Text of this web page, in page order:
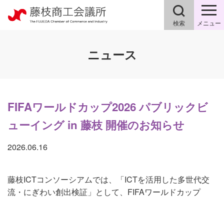
検索 メニュー
ニュース
FIFAワールドカップ2026 パブリックビ
ューイング in 藤枝 開催のお知らせ
2026.06.16
藤枝ICTコンソーシアムでは、「ICTを活用した多世代交
流・にぎわい創出検証」として、FIFAワールドカップ